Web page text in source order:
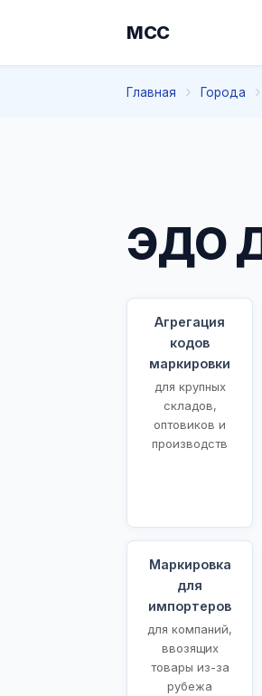
МСС
Главная Города
ЭДО
Агрегация
кодов
маркировки
для крупных
складов,
оптовиков и
производств
Маркировка
для
импортеров
для компаний,
ввозящих
товары из-за
рубежа